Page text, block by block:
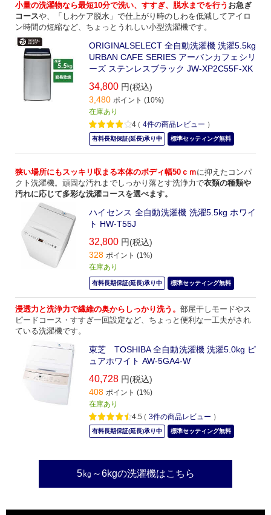
小量の洗濯物なら最短10分で洗い、すすぎ、脱水までを行う お急ぎ
コースや、「しわケア脱水」で仕上がり時のしわを低減してアイロ
ン時間の短縮など、ちょっとうれしい小型洗濯機です。
ORIGINALSELECT 全自動洗濯機 洗濯5.5kg
URBAN CAFE SERIES アーバンカフェシリ
ーズ ステンレスブラック JW-XP2C55F-XK
34,800 円(税込)
3,480 ポイント (10%)
在庫あり
4（ 4件の商品レビュー ）
有料長期保証(延長)承り中 標準セッティング無料
狭い場所にもスッキリ収まる本体のボディ幅50ｃｍに抑えたコンパ
クト洗濯機。頑固な汚れまでしっかり落とす洗浄力で衣類の種類や
汚れに応じて多彩な洗濯コースを選べます。
ハイセンス 全自動洗濯機 洗濯5.5kg ホワイ
ト HW-T55J
32,800 円(税込)
328 ポイント (1%)
在庫あり
有料長期保証(延長)承り中 標準セッティング無料
浸透力と洗浄力で繊維の奥からしっかり洗う。 部屋干しモードやス
ピードコース・すすぎ一回設定など、ちょっと便利な一工夫がされ
ている洗濯機です。
東芝 TOSHIBA 全自動洗濯機 洗濯5.0kg ピ
ュアホワイト AW-5GA4-W
40,728 円(税込)
408 ポイント (1%)
在庫あり
4.5（ 3件の商品レビュー ）
有料長期保証(延長)承り中 標準セッティング無料
5㎏～6kgの洗濯機はこちら